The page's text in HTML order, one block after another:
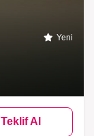
Yeni
Teklif Al